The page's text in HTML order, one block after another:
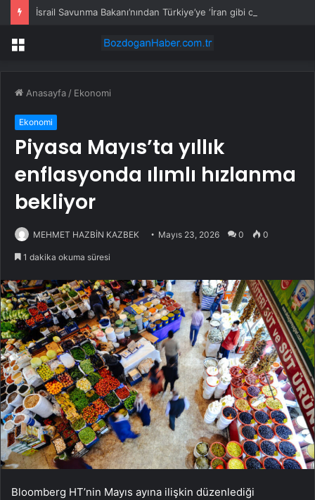
Menü
Anasayfa / Ekonomi
Ekonomi
Piyasa Mayıs’ta yıllık
enflasyonda ılımlı hızlanma
bekliyor
MEHMET HAZBİN KAZBEK Mayıs 23, 2026 0 0
1 dakika okuma süresi
Bloomberg HT’nin Mayıs ayına ilişkin düzenlediği